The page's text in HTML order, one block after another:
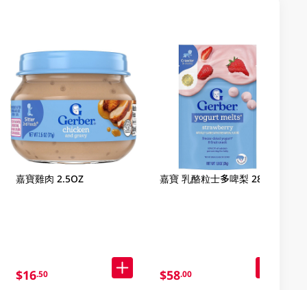
嘉寶雞肉 2.5OZ
$16.50
嘉寶 乳酪粒士多啤梨 28克
$58.00